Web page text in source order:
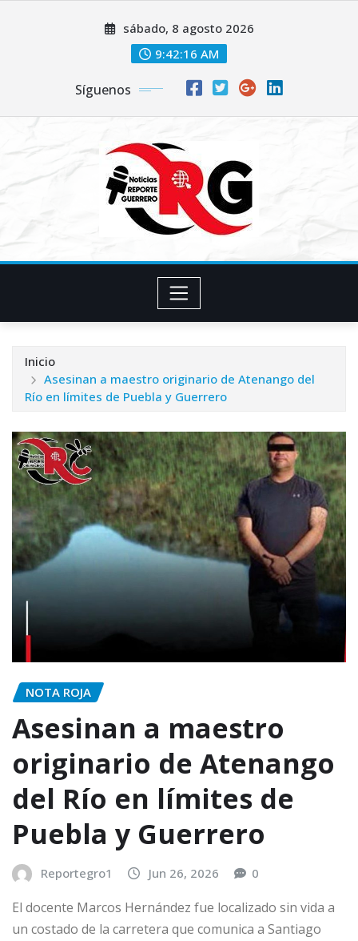
sábado, 8 agosto 2026
9:42:16 AM
Síguenos
Inicio
Asesinan a maestro originario de Atenango del
Río en límites de Puebla y Guerrero
NOTA ROJA
Asesinan a maestro
originario de Atenango
del Río en límites de
Puebla y Guerrero
Reportegro1 Jun 26, 2026 0
El docente Marcos Hernández fue localizado sin vida a
un costado de la carretera que comunica a Santiago